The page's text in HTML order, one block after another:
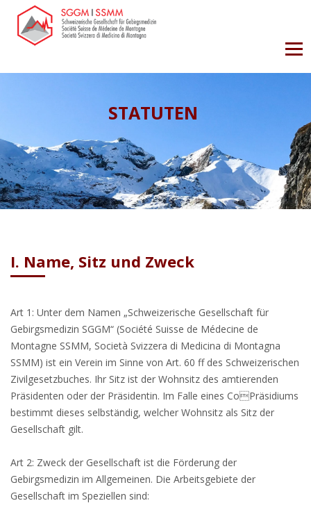
STATUTEN
I. Name, Sitz und Zweck
Art 1: Unter dem Namen „Schweizerische Gesellschaft für
Gebirgsmedizin SGGM“ (Société Suisse de Médecine de
Montagne SSMM, Società Svizzera di Medicina di Montagna
SSMM) ist ein Verein im Sinne von Art. 60 ff des Schweizerischen
Zivilgesetzbuches. Ihr Sitz ist der Wohnsitz des amtierenden
Präsidenten oder der Präsidentin. Im Falle eines CoPräsidiums
bestimmt dieses selbständig, welcher Wohnsitz als Sitz der
Gesellschaft gilt.
Art 2: Zweck der Gesellschaft ist die Förderung der
Gebirgsmedizin im Allgemeinen. Die Arbeitsgebiete der
Gesellschaft im Speziellen sind: